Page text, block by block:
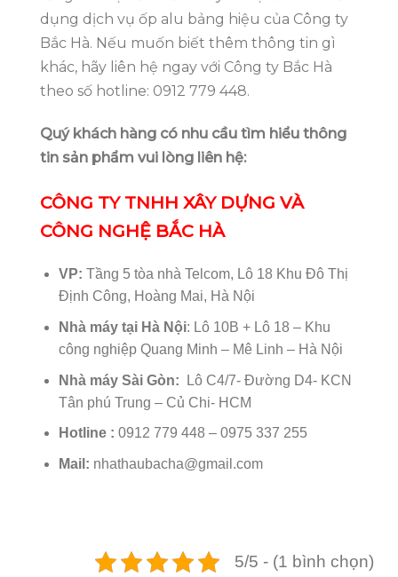
dụng dịch vụ ốp alu bảng hiệu của Công ty
Bắc Hà. Nếu muốn biết thêm thông tin gì
khác, hãy liên hệ ngay với Công ty Bắc Hà
theo số hotline: 0912 779 448.
Quý khách hàng có nhu cầu tìm hiểu thông
tin sản phẩm vui lòng liên hệ:
CÔNG TY TNHH XÂY DỰNG VÀ
CÔNG NGHỆ BẮC HÀ
VP: Tầng 5 tòa nhà Telcom, Lô 18 Khu Đô Thị
Định Công, Hoàng Mai, Hà Nội
Nhà máy tại Hà Nội: Lô 10B + Lô 18 – Khu
công nghiệp Quang Minh – Mê Linh – Hà Nội
Nhà máy Sài Gòn: Lô C4/7- Đường D4- KCN
Tân phú Trung – Củ Chi- HCM
Hotline : 0912 779 448 – 0975 337 255
Mail: nhathaubacha@gmail.com
5/5 - (1 bình chọn)